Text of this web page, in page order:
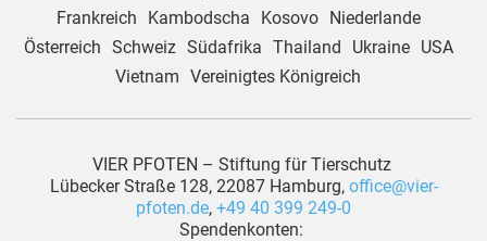
Frankreich
Kambodscha Kosovo
Niederlande
Österreich Schweiz Südafrika Thailand Ukraine
USA
Vietnam Vereinigtes Königreich
VIER PFOTEN – Stiftung für Tierschutz
Lübecker Straße 128, 22087 Hamburg, office@vier-
pfoten.de, +49 40 399 249-0
Spendenkonten: